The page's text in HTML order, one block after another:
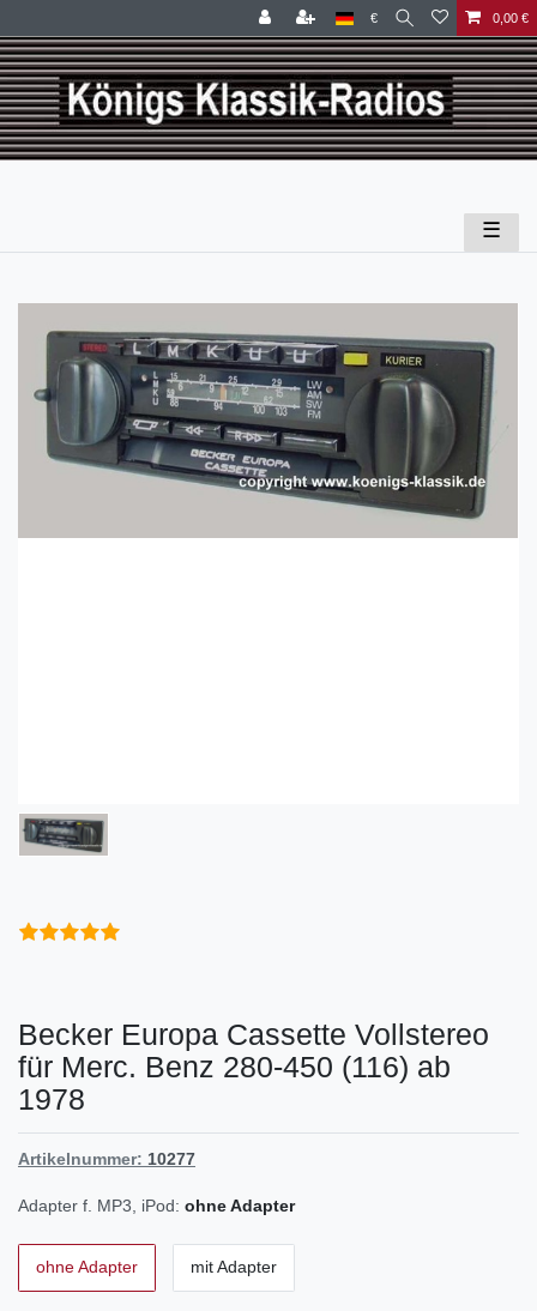
€ 0,00 €
☰
Becker Europa Cassette Vollstereo
für Merc. Benz 280-450 (116) ab
1978
Artikelnummer: 10277
Adapter f. MP3, iPod: ohne Adapter
ohne Adapter mit Adapter